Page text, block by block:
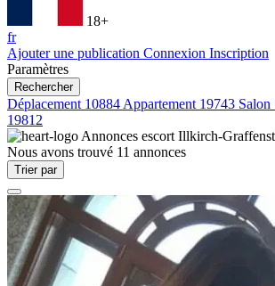
18+
fr
Ajouter une publication Connexion Inscription
Paramètres
Rechercher
Déplacement 10884 Appartement 19743 Salon
19812
Annonces escort Illkirch-
Nous avons trouvé 11 annonces
Trier par